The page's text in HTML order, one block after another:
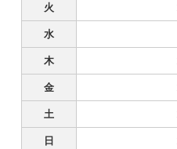
火
水
木
金
土
日